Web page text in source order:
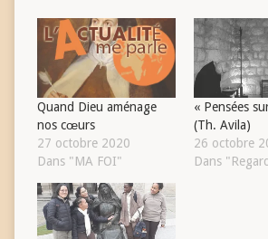
Quand Dieu aménage
nos cœurs
27 octobre 2020
Dans "MA FOI"
« Pensées
(Th. Avila)
26 octobre
Dans